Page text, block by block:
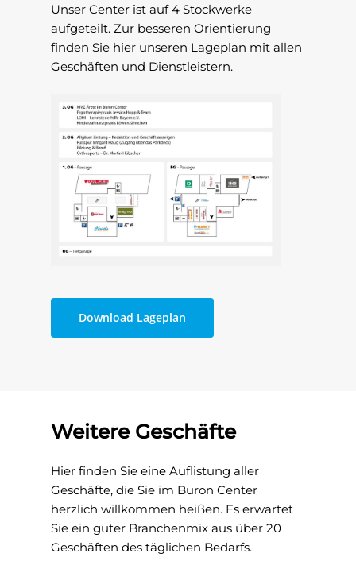
Unser Center ist auf 4 Stockwerke
aufgeteilt. Zur besseren Orientierung
finden Sie hier unseren Lageplan mit allen
Geschäften und Dienstleistern.
Download Lageplan
Weitere Geschäfte
Hier finden Sie eine Auflistung aller
Geschäfte, die Sie im Buron Center
herzlich willkommen heißen. Es erwartet
Sie ein guter Branchenmix aus über 20
Geschäften des täglichen Bedarfs.
Geschäfte
Mietobjekte
News
Kontakt